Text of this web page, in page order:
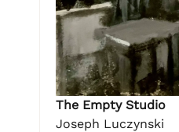
The Empty Studio
Joseph Luczynski